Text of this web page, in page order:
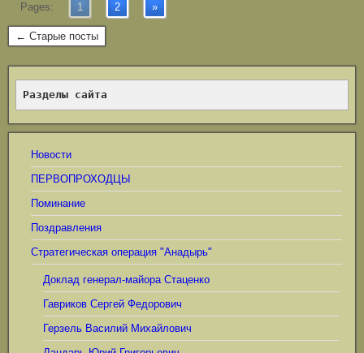
Pages: 1 2 »
← Старые посты
Разделы сайта
Новости
ПЕРВОПРОХОДЦЫ
Поминание
Поздравления
Стратегическая операция "Анадырь"
Доклад генерал-майора Стаценко
Гавриков Сергей Федорович
Герзель Василий Михайлович